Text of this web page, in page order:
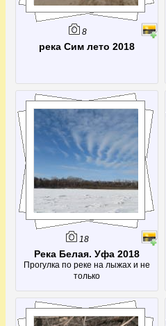
8
река Сим лето 2018
18
Река Белая. Уфа 2018
Прогулка по реке на лыжах и не
только